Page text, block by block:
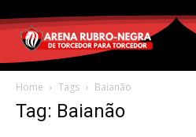
Home Tags Baianão
Tag: Baianão